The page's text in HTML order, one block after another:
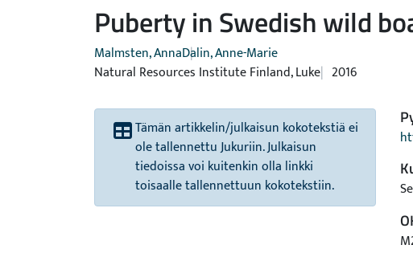
Puberty in Swedish wild
Malmsten, AnnaDalin, Anne-Marie
Natural Resources Institute Finland, Luke 2016
Tämän artikkelin/julkaisun kokotekstiä ei
ole tallennettu Jukuriin. Julkaisun
tiedoissa voi kuitenkin olla linkki
toisaalle tallennettuun kokotekstiin.